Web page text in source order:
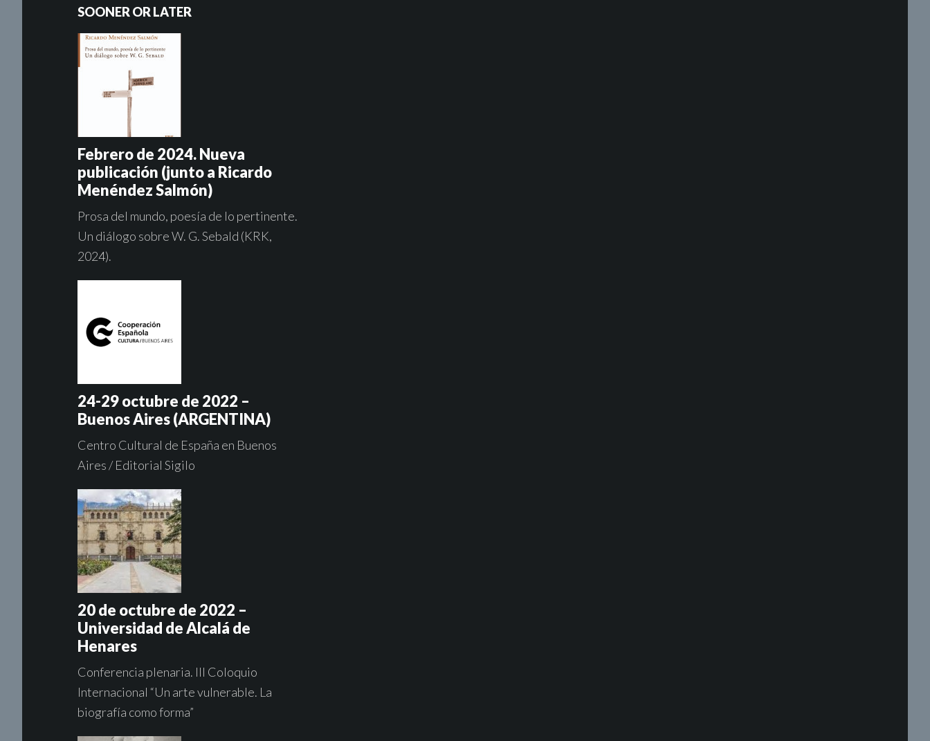
SOONER OR LATER
Febrero de 2024. Nueva
publicación (junto a Ricardo
Menéndez Salmón)
Prosa del mundo, poesía de lo pertinente.
Un diálogo sobre W. G. Sebald (KRK,
2024).
24-29 octubre de 2022 –
Buenos Aires (ARGENTINA)
Centro Cultural de España en Buenos
Aires / Editorial Sigilo
20 de octubre de 2022 –
Universidad de Alcalá de
Henares
Conferencia plenaria. III Coloquio
Internacional “Un arte vulnerable. La
biografía como forma”